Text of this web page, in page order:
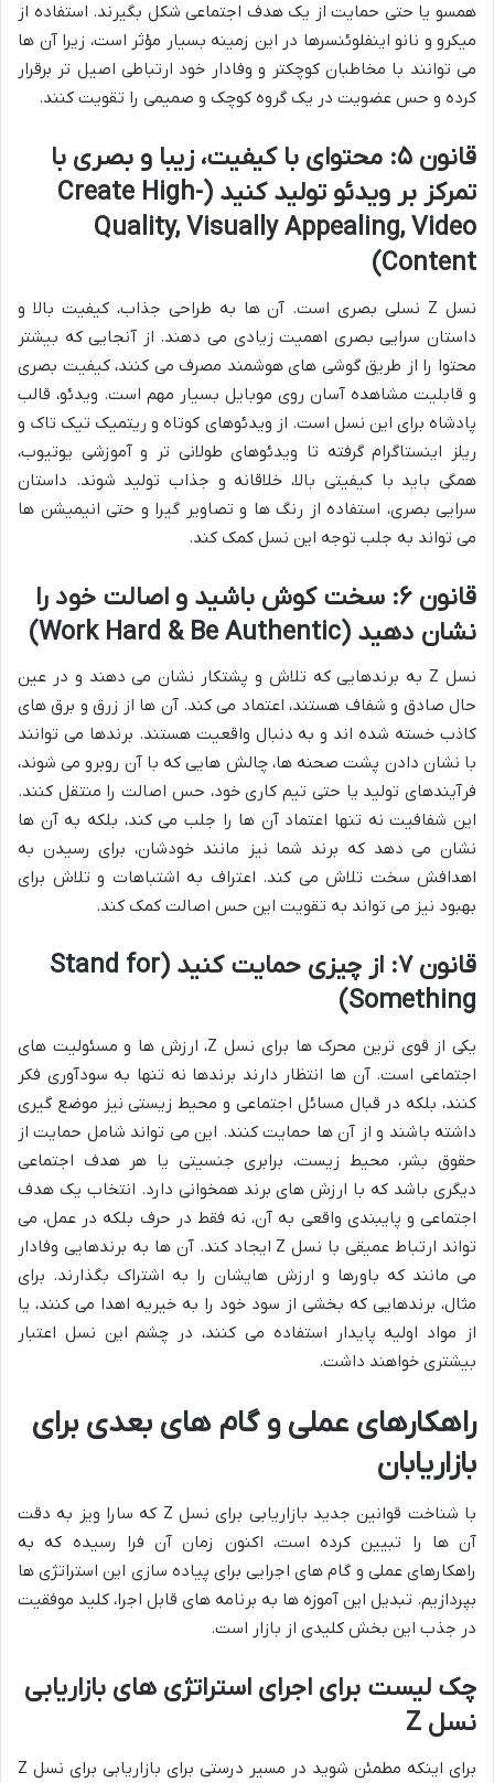
همسو یا حتی حمایت از یک هدف اجتماعی شکل بگیرند. استفاده از
میکرو و نانو اینفلوئنسرها در این زمینه بسیار مؤثر است، زیرا آن ها
می توانند با مخاطبان کوچکتر و وفادار خود ارتباطی اصیل تر برقرار
کرده و حس عضویت در یک گروه کوچک و صمیمی را تقویت کنند.
قانون ۵: محتوای با کیفیت، زیبا و بصری با
تمرکز بر ویدئو تولید کنید (Create High-
Quality, Visually Appealing, Video
Content)
نسل Z نسلی بصری است. آن ها به طراحی جذاب، کیفیت بالا و
داستان سرایی بصری اهمیت زیادی می دهند. از آنجایی که بیشتر
محتوا را از طریق گوشی های هوشمند مصرف می کنند، کیفیت بصری
و قابلیت مشاهده آسان روی موبایل بسیار مهم است. ویدئو، قالب
پادشاه برای این نسل است. از ویدئوهای کوتاه و ریتمیک تیک تاک و
ریلز اینستاگرام گرفته تا ویدئوهای طولانی تر و آموزشی یوتیوب،
همگی باید با کیفیتی بالا، خلاقانه و جذاب تولید شوند. داستان
سرایی بصری، استفاده از رنگ ها و تصاویر گیرا و حتی انیمیشن ها
می تواند به جلب توجه این نسل کمک کند.
قانون ۶: سخت کوش باشید و اصالت خود را
نشان دهید (Work Hard & Be Authentic)
نسل Z به برندهایی که تلاش و پشتکار نشان می دهند و در عین
حال صادق و شفاف هستند، اعتماد می کند. آن ها از زرق و برق های
کاذب خسته شده اند و به دنبال واقعیت هستند. برندها می توانند
با نشان دادن پشت صحنه ها، چالش هایی که با آن روبرو می شوند،
فرآیندهای تولید یا حتی تیم کاری خود، حس اصالت را منتقل کنند.
این شفافیت نه تنها اعتماد آن ها را جلب می کند، بلکه به آن ها
نشان می دهد که برند شما نیز مانند خودشان، برای رسیدن به
اهدافش سخت تلاش می کند. اعتراف به اشتباهات و تلاش برای
بهبود نیز می تواند به تقویت این حس اصالت کمک کند.
قانون ۷: از چیزی حمایت کنید (Stand for
Something)
یکی از قوی ترین محرک ها برای نسل Z، ارزش ها و مسئولیت های
اجتماعی است. آن ها انتظار دارند برندها نه تنها به سودآوری فکر
کنند، بلکه در قبال مسائل اجتماعی و محیط زیستی نیز موضع گیری
داشته باشند و از آن ها حمایت کنند. این می تواند شامل حمایت از
حقوق بشر، محیط زیست، برابری جنسیتی یا هر هدف اجتماعی
دیگری باشد که با ارزش های برند همخوانی دارد. انتخاب یک هدف
اجتماعی و پایبندی واقعی به آن، نه فقط در حرف بلکه در عمل، می
تواند ارتباط عمیقی با نسل Z ایجاد کند. آن ها به برندهایی وفادار
می مانند که باورها و ارزش هایشان را به اشتراک بگذارند. برای
مثال، برندهایی که بخشی از سود خود را به خیریه اهدا می کنند، یا
از مواد اولیه پایدار استفاده می کنند، در چشم این نسل اعتبار
بیشتری خواهند داشت.
راهکارهای عملی و گام های بعدی برای
بازاریابان
با شناخت قوانین جدید بازاریابی برای نسل Z که سارا ویز به دقت
آن ها را تبیین کرده است، اکنون زمان آن فرا رسیده که به
راهکارهای عملی و گام های اجرایی برای پیاده سازی این استراتژی ها
بپردازیم. تبدیل این آموزه ها به برنامه های قابل اجرا، کلید موفقیت
در جذب این بخش کلیدی از بازار است.
چک لیست برای اجرای استراتژی های بازاریابی
نسل Z
برای اینکه مطمئن شوید در مسیر درستی برای بازاریابی برای نسل Z